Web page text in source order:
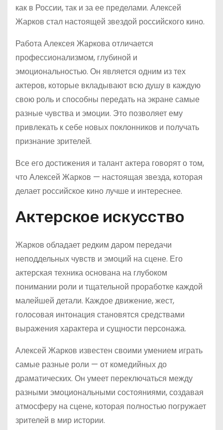
как в России, так и за ее пределами. Алексей
Жарков стал настоящей звездой российского кино.
Работа Алексея Жаркова отличается
профессионализмом, глубиной и
эмоциональностью. Он является одним из тех
актеров, которые вкладывают всю душу в каждую
свою роль и способны передать на экране самые
разные чувства и эмоции. Это позволяет ему
привлекать к себе новых поклонников и получать
признание зрителей.
Все его достижения и талант актера говорят о том,
что Алексей Жарков — настоящая звезда, которая
делает российское кино лучше и интереснее.
Актерское искусство
Жарков обладает редким даром передачи
неподдельных чувств и эмоций на сцене. Его
актерская техника основана на глубоком
понимании роли и тщательной проработке каждой
малейшей детали. Каждое движение, жест,
голосовая интонация становятся средствами
выражения характера и сущности персонажа.
Алексей Жарков известен своими умением играть
самые разные роли — от комедийных до
драматических. Он умеет переключаться между
разными эмоциональными состояниями, создавая
атмосферу на сцене, которая полностью погружает
зрителей в мир истории.